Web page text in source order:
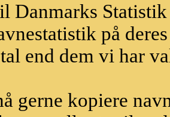
Danmarks
på
end dem vi har
gerne kopiere